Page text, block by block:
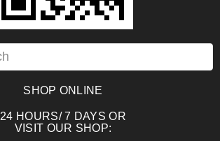
SHOP ONLINE
24 HOURS/ 7 DAYS OR
VISIT OUR SHOP: